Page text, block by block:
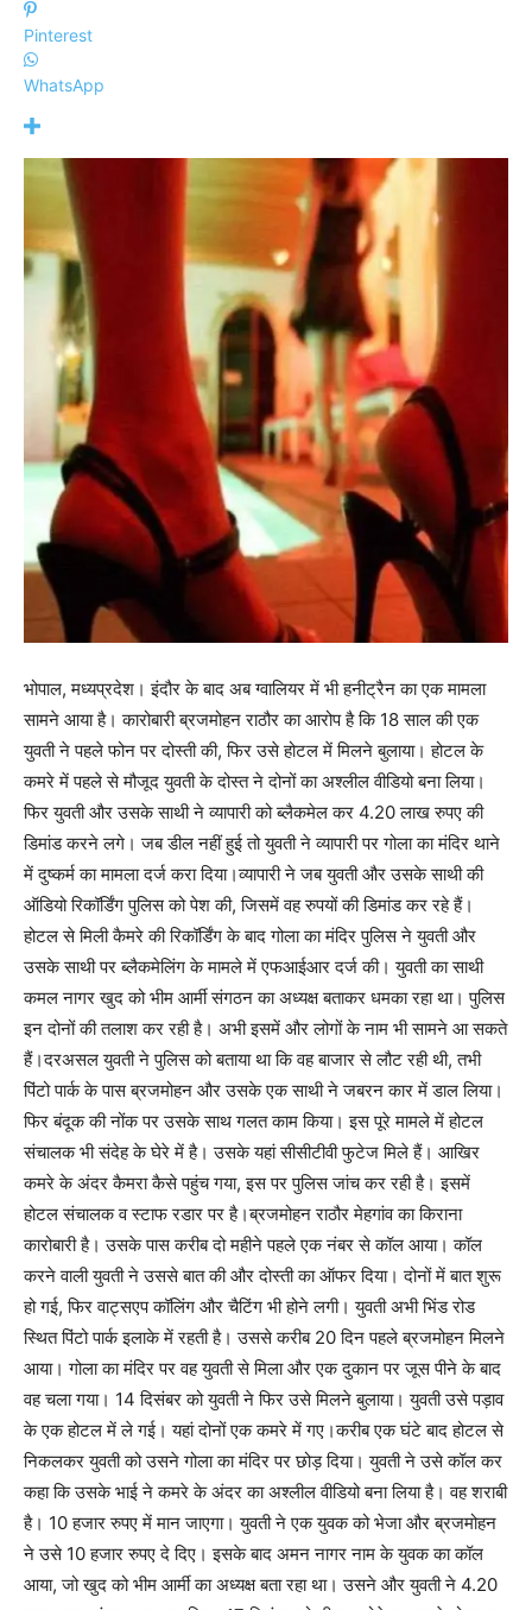
Pinterest
WhatsApp
भोपाल, मध्यप्रदेश। इंदौर के बाद अब ग्वालियर में भी हनीट्रैन का एक मामला
सामने आया है। कारोबारी ब्रजमोहन राठौर का आरोप है कि 18 साल की एक
युवती ने पहले फोन पर दोस्ती की, फिर उसे होटल में मिलने बुलाया। होटल के
कमरे में पहले से मौजूद युवती के दोस्त ने दोनों का अश्लील वीडियो बना लिया।
फिर युवती और उसके साथी ने व्यापारी को ब्लैकमेल कर 4.20 लाख रुपए की
डिमांड करने लगे। जब डील नहीं हुई तो युवती ने व्यापारी पर गोला का मंदिर थाने
में दुष्कर्म का मामला दर्ज करा दिया।व्यापारी ने जब युवती और उसके साथी की
ऑडियो रिकॉर्डिंग पुलिस को पेश की, जिसमें वह रुपयों की डिमांड कर रहे हैं।
होटल से मिली कैमरे की रिकॉर्डिंग के बाद गोला का मंदिर पुलिस ने युवती और
उसके साथी पर ब्लैकमेलिंग के मामले में एफआईआर दर्ज की। युवती का साथी
कमल नागर खुद को भीम आर्मी संगठन का अध्यक्ष बताकर धमका रहा था। पुलिस
इन दोनों की तलाश कर रही है। अभी इसमें और लोगों के नाम भी सामने आ सकते
हैं।दरअसल युवती ने पुलिस को बताया था कि वह बाजार से लौट रही थी, तभी
पिंटो पार्क के पास ब्रजमोहन और उसके एक साथी ने जबरन कार में डाल लिया।
फिर बंदूक की नोंक पर उसके साथ गलत काम किया। इस पूरे मामले में होटल
संचालक भी संदेह के घेरे में है। उसके यहां सीसीटीवी फुटेज मिले हैं। आखिर
कमरे के अंदर कैमरा कैसे पहुंच गया, इस पर पुलिस जांच कर रही है। इसमें
होटल संचालक व स्टाफ रडार पर है।ब्रजमोहन राठौर मेहगांव का किराना
कारोबारी है। उसके पास करीब दो महीने पहले एक नंबर से कॉल आया। कॉल
करने वाली युवती ने उससे बात की और दोस्ती का ऑफर दिया। दोनों में बात शुरू
हो गई, फिर वाट्सएप कॉलिंग और चैटिंग भी होने लगी। युवती अभी भिंड रोड
स्थित पिंटो पार्क इलाके में रहती है। उससे करीब 20 दिन पहले ब्रजमोहन मिलने
आया। गोला का मंदिर पर वह युवती से मिला और एक दुकान पर जूस पीने के बाद
वह चला गया। 14 दिसंबर को युवती ने फिर उसे मिलने बुलाया। युवती उसे पड़ाव
के एक होटल में ले गई। यहां दोनों एक कमरे में गए।करीब एक घंटे बाद होटल से
निकलकर युवती को उसने गोला का मंदिर पर छोड़ दिया। युवती ने उसे कॉल कर
कहा कि उसके भाई ने कमरे के अंदर का अश्लील वीडियो बना लिया है। वह शराबी
है। 10 हजार रुपए में मान जाएगा। युवती ने एक युवक को भेजा और ब्रजमोहन
ने उसे 10 हजार रुपए दे दिए। इसके बाद अमन नागर नाम के युवक का कॉल
आया, जो खुद को भीम आर्मी का अध्यक्ष बता रहा था। उसने और युवती ने 4.20